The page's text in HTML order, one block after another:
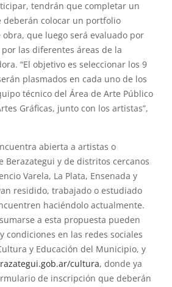
tendrán que completar un
deberán colocar un portfolio
obra, que luego será evaluado por
por las diferentes áreas de la
“El objetivo es seleccionar los 9
plasmados en cada uno de los
técnico del Área de Arte Público
Gráficas, junto con los artistas”,
abierta a artistas o
Berazategui y de distritos cercanos
Varela, La Plata, Ensenada y
residido, trabajado o estudiado
haciéndolo actualmente.
a esta propuesta pueden
condiciones en las redes sociales
y Educación del Municipio, y
cultura, donde ya
de inscripción que deberán